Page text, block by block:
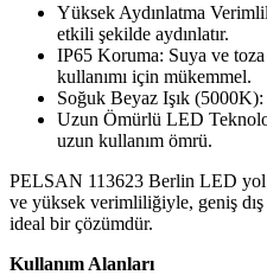
Yüksek Aydınlatma
etkili şekilde aydınlatır.
IP65 Koruma: Suya ve toza
kullanımı için mükemmel.
Soğuk Beyaz Işık (5000K):
Uzun Ömürlü LED
uzun kullanım ömrü.
PELSAN 113623 Berlin LED yol
ve yüksek verimliliğiyle, geniş
ideal bir çözümdür.
Kullanım Alanları